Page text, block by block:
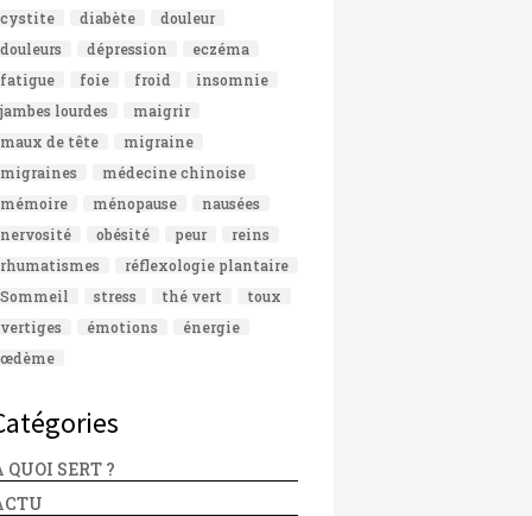
cystite
diabète
douleur
douleurs
dépression
eczéma
fatigue
foie froid
insomnie
jambes lourdes
maigrir
maux de tête
migraine
migraines
médecine chinoise
mémoire
ménopause
nausées
nervosité
obésité peur
reins
rhumatismes
réflexologie plantaire
Sommeil
stress thé vert
toux
vertiges
émotions
énergie
œdème
QUOI SERT ?